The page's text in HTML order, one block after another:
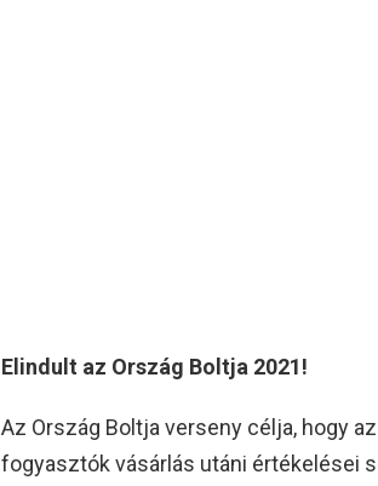
Elindult az Ország Boltja 2021!
Az Ország Boltja verseny célja, hogy
fogyasztók vásárlás utáni értékelései